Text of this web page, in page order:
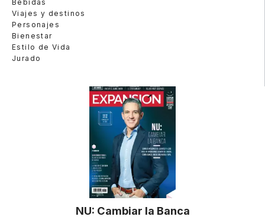
Bebidas
Viajes y destinos
Personajes
Bienestar
Estilo de Vida
Jurado
NU: Cambiar la Banca